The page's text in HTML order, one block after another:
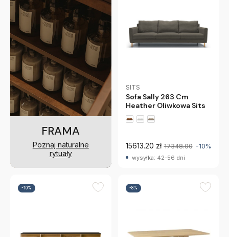
FRAMA
Poznaj naturalne
rytuały
SITS
Sofa Sally 263 Cm
Heather Oliwkowa Sits
15613.20 zł 17348.00 -10%
wysyłka: 42-56 dni
-10% -8%